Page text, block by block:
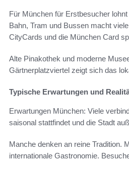
Für München für Erstbesucher
Bahn, Tram und Bussen macht
CityCards und die München Card
Alte Pinakothek und moderne
Gärtnerplatzviertel zeigt sich das
Typische Erwartungen und
Erwartungen München: Viele
saisonal stattfindet und die Stadt
Manche denken an reine Tradition.
internationale Gastronomie.